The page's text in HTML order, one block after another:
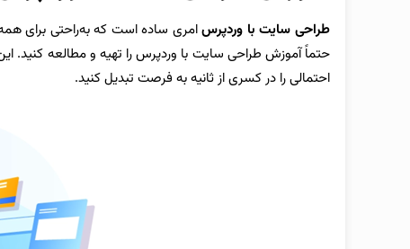
طراحی سایت با وردپرسامری ساده است که به‌راحتی برای همه
حتماً آموزش طراحی سایت با وردپرس را تهیه و مطالعه
احتمالی را در کسری از ثانیه به فرصت تبدیل کنید.